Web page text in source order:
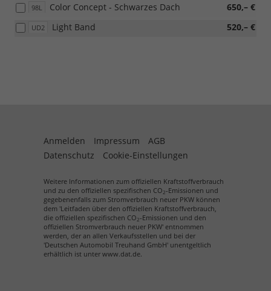
98L 650,– €
Color Concept - Schwarzes Dach
UD2 520,– €
Light Band
Anmelden Impressum
AGB
Datenschutz
Cookie-Einstellungen
Weitere Informationen zum offiziellen Kraftstoffverbrauch
und zu den offiziellen spezifischen CO2-Emissionen und
gegebenenfalls zum Stromverbrauch neuer PKW können
dem 'Leitfaden über den offiziellen Kraftstoffverbrauch,
die offiziellen spezifischen CO2-Emissionen und den
offiziellen Stromverbrauch neuer PKW' entnommen
werden, der an allen Verkaufsstellen und bei der
'Deutschen Automobil Treuhand GmbH' unentgeltlich
erhältlich ist unter www.dat.de.